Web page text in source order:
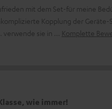
mit dem Set-für meine
Kopplung der Geräte-
verwende sie in
Komplette
wie immer!